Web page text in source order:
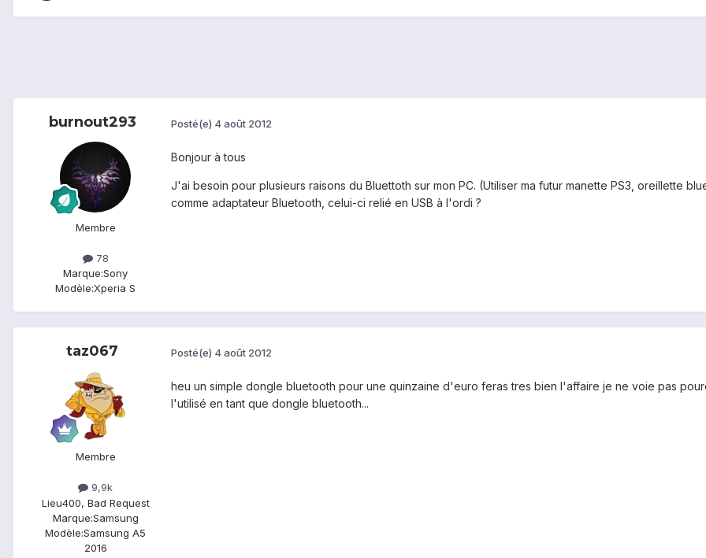
burnout293
Membre
78
Marque:Sony
Modèle:Xperia S
Posté(e) 4 août 2012
Bonjour à tous
J'ai besoin pour plusieurs raisons du Bluettoth sur mon PC. (Utiliser ma futur manette PS3, oreillette
comme adaptateur Bluetooth, celui-ci relié en USB à l'ordi ?
taz067
Membre
9,9k
Lieu400, Bad Request
Marque:Samsung
Modèle:Samsung A5
2016
Posté(e) 4 août 2012
heu un simple dongle bluetooth pour une quinzaine d'euro feras tres bien l'affaire je ne voie pas
l'utilisé en tant que dongle bluetooth...